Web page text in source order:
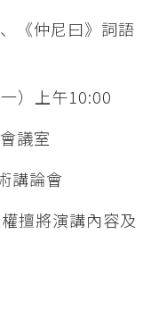
《仲尼曰》詞語
）上午10:00
議室
講論會
擅將演講內容及